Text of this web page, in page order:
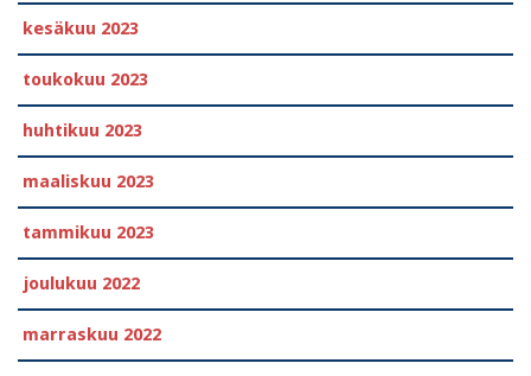
kesäkuu 2023
toukokuu 2023
huhtikuu 2023
maaliskuu 2023
tammikuu 2023
joulukuu 2022
marraskuu 2022